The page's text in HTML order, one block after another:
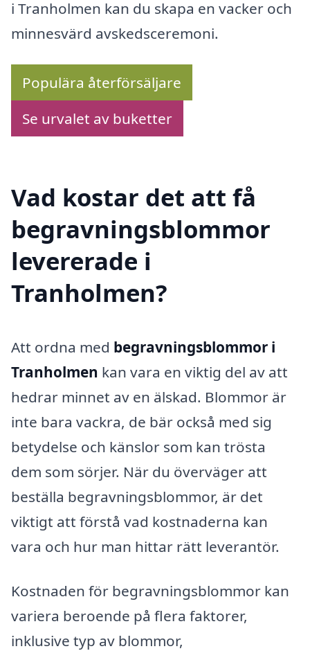
i Tranholmen kan du skapa en vacker och
minnesvärd avskedsceremoni.
Populära återförsäljare
Se urvalet av buketter
Vad kostar det att få
begravningsblommor
levererade i
Tranholmen?
Att ordna med begravningsblommor i
Tranholmen kan vara en viktig del av att
hedrar minnet av en älskad. Blommor är
inte bara vackra, de bär också med sig
betydelse och känslor som kan trösta
dem som sörjer. När du överväger att
beställa begravningsblommor, är det
viktigt att förstå vad kostnaderna kan
vara och hur man hittar rätt leverantör.
Kostnaden för begravningsblommor kan
variera beroende på flera faktorer,
inklusive typ av blommor,